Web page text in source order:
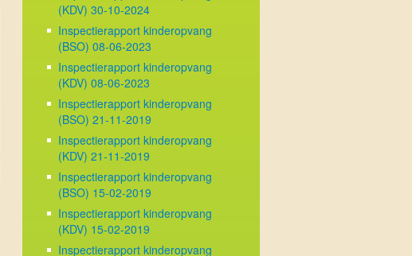
(KDV) 30-10-2024
Inspectierapport kinderopvang
(BSO) 08-06-2023
Inspectierapport kinderopvang
(KDV) 08-06-2023
Inspectierapport kinderopvang
(BSO) 21-11-2019
Inspectierapport kinderopvang
(KDV) 21-11-2019
Inspectierapport kinderopvang
(BSO) 15-02-2019
Inspectierapport kinderopvang
(KDV) 15-02-2019
Inspectierapport kinderopvang